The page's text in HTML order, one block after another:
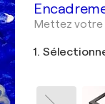
Mettez votre
1.